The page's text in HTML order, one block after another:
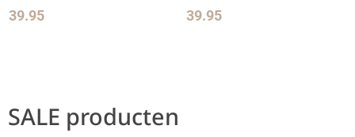
39.95 39.95
SALE producten